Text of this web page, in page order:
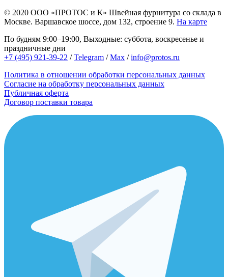
© 2020 ООО «ПРОТОС и К» Швейная фурнитура со склада в
Москве. Варшавское шоссе, дом 132, строение 9. На карте
По будням 9:00–19:00, Выходные: суббота, воскресенье и
праздничные дни
+7 (495) 921-39-22 /Telegram /Max /info@protos.ru
Политика в отношении обработки персональных данных
Согласие на обработку персональных данных
Публичная оферта
Договор поставки товара